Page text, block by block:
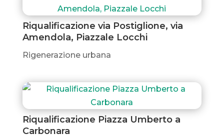
Riqualificazione via Postiglione, via
Amendola, Piazzale Locchi
Rigenerazione urbana
Riqualificazione Piazza Umberto a
Carbonara